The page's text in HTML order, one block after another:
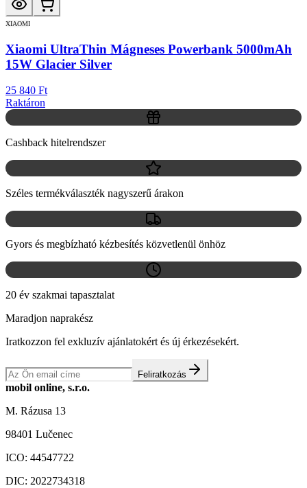
XIAOMI
Xiaomi UltraThin Mágneses Powerbank 5000mAh
15W Glacier Silver
25 840 Ft
Raktáron
Cashback hitelrendszer
Széles termékválaszték nagyszerű árakon
Gyors és megbízható kézbesítés közvetlenül önhöz
20 év szakmai tapasztalat
Maradjon naprakész
Iratkozzon fel exkluzív ajánlatokért és új érkezésekért.
Feliratkozás
mobil online, s.r.o.
M. Rázusa 13
98401 Lučenec
ICO: 44547722
DIC: 2022734318